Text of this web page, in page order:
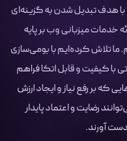
بیش از یک دهه است که در Server.ir با هدف تبدیل شدن به گزینه‌ای
خدمات میزبانی وب بر پایه
تلاش کرده‌ایم با بومی‌سازی
با کیفیت و قابل اتکا فراهم
که بر رفع نیاز و ایجاد ارزش
رضایت و اعتماد پایدار
دست آورند.